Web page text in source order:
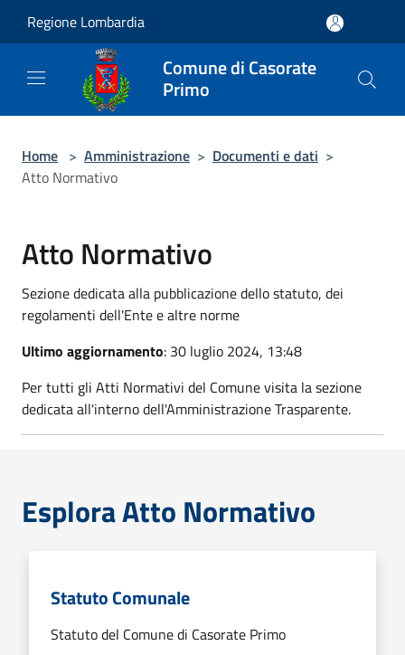
Regione Lombardia
Comune di Casorate
Primo
Home > Amministrazione > Documenti e dati >
Atto Normativo
Atto Normativo
Sezione dedicata alla pubblicazione dello statuto, dei
regolamenti dell'Ente e altre norme
Ultimo aggiornamento: 30 luglio 2024, 13:48
Per tutti gli Atti Normativi del Comune visita la sezione
dedicata all'interno dell'Amministrazione Trasparente.
Esplora Atto Normativo
Statuto Comunale
Statuto del Comune di Casorate Primo